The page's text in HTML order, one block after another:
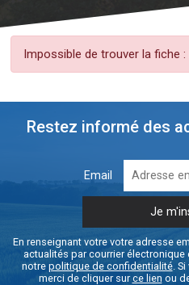
Impossible de trouver la fiche :
Restez informé des
Email
En renseignant votre votre adresse
actualités par courrier
notre politique de confidentialité.
merci de cliquer surce lien ou